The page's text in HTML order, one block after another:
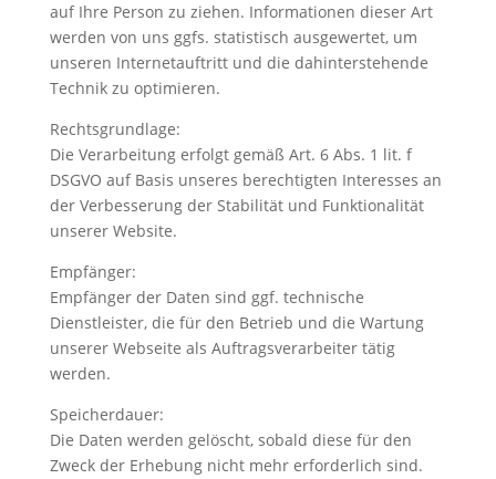
auf Ihre Person zu ziehen. Informationen dieser Art
werden von uns ggfs. statistisch ausgewertet, um
unseren Internetauftritt und die dahinterstehende
Technik zu optimieren.
Rechtsgrundlage:
Die Verarbeitung erfolgt gemäß Art. 6 Abs. 1 lit. f
DSGVO auf Basis unseres berechtigten Interesses an
der Verbesserung der Stabilität und Funktionalität
unserer Website.
Empfänger:
Empfänger der Daten sind ggf. technische
Dienstleister, die für den Betrieb und die Wartung
unserer Webseite als Auftragsverarbeiter tätig
werden.
Speicherdauer:
Die Daten werden gelöscht, sobald diese für den
Zweck der Erhebung nicht mehr erforderlich sind.